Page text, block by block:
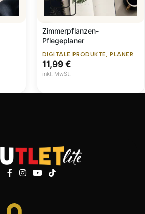
Zimmerpflanzen-
Pflegeplaner
DIGITALE PRODUKTE, PLANER
11,99 €
inkl. MwSt.